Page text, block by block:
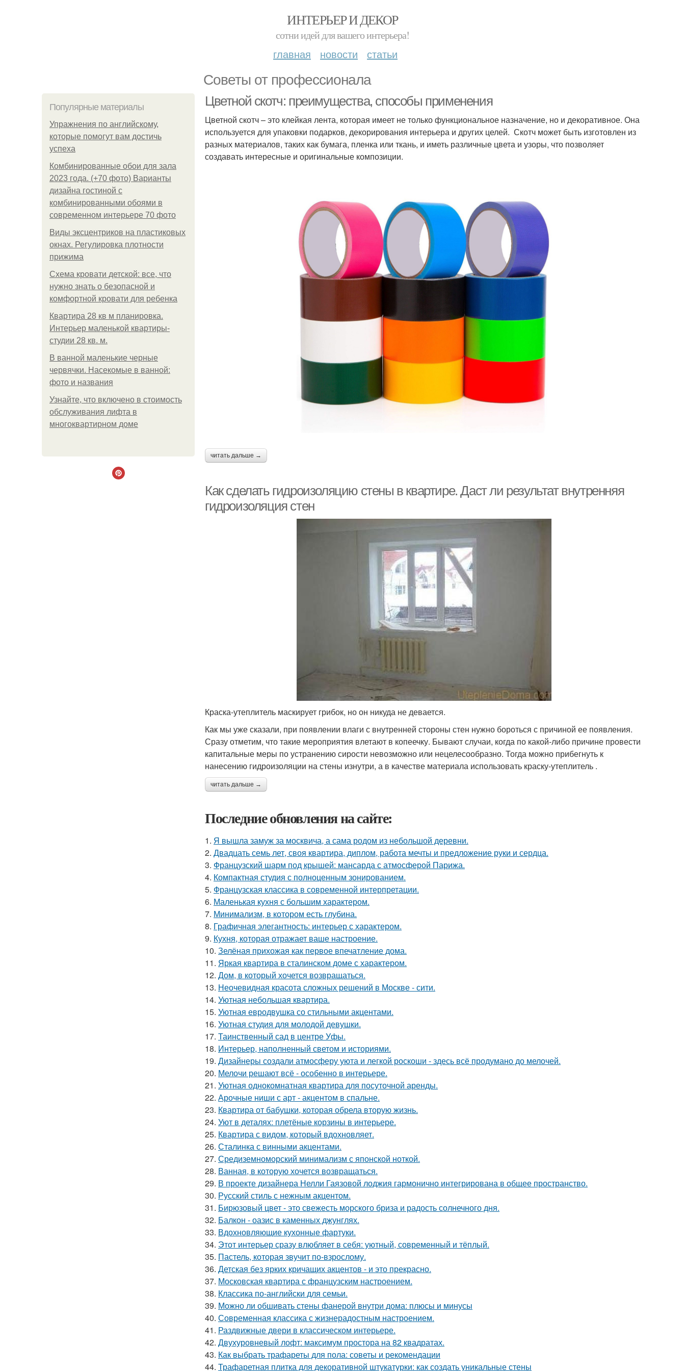
ИНТЕРЬЕР И ДЕКОР
сотни идей для вашего интерьера!
главная новости статьи
Советы от профессионала
Популярные материалы
Упражнения по английскому,
которые помогут вам достичь
успеха
Комбинированные обои для зала
2023 года. (+70 фото) Варианты
дизайна гостиной с
комбинированными обоями в
современном интерьере 70 фото
Виды эксцентриков на пластиковых
окнах. Регулировка плотности
прижима
Схема кровати детской: все, что
нужно знать о безопасной и
комфортной кровати для ребенка
Квартира 28 кв м планировка.
Интерьер маленькой квартиры-
студии 28 кв. м.
В ванной маленькие черные
червячки. Насекомые в ванной:
фото и названия
Узнайте, что включено в стоимость
обслуживания лифта в
многоквартирном доме
Цветной скотч: преимущества, способы применения
Цветной скотч – это клейкая лента, которая имеет не только функциональное назначение, но и декоративное. Она
используется для упаковки подарков, декорирования интерьера и других целей. Скотч может быть изготовлен из
разных материалов, таких как бумага, пленка или ткань, и иметь различные цвета и узоры, что позволяет
создавать интересные и оригинальные композиции.
читать дальше →
Как сделать гидроизоляцию стены в квартире. Даст ли результат внутренняя
гидроизоляция стен
Краска-утеплитель маскирует грибок, но он никуда не девается.
Как мы уже сказали, при появлении влаги с внутренней стороны стен нужно бороться с причиной ее появления.
Сразу отметим, что такие мероприятия влетают в копеечку. Бывают случаи, когда по какой-либо причине провести
капитальные меры по устранению сирости невозможно или нецелесообразно. Тогда можно прибегнуть к
нанесению гидроизоляции на стены изнутри, а в качестве материала использовать краску-утеплитель .
читать дальше →
Последние обновления на сайте:
1. Я вышла замуж за москвича, а сама родом из небольшой деревни.
2. Двадцать семь лет, своя квартира, диплом, работа мечты и предложение руки и сердца.
3. Французский шарм под крышей: мансарда с атмосферой Парижа.
4. Компактная студия с полноценным зонированием.
5. Французская классика в современной интерпретации.
6. Маленькая кухня с большим характером.
7. Минимализм, в котором есть глубина.
8. Графичная элегантность: интерьер с характером.
9. Кухня, которая отражает ваше настроение.
10. Зелёная прихожая как первое впечатление дома.
11. Яркая квартира в сталинском доме с характером.
12. Дом, в который хочется возвращаться.
13. Неочевидная красота сложных решений в Москве - сити.
14. Уютная небольшая квартира.
15. Уютная евродвушка со стильными акцентами.
16. Уютная студия для молодой девушки.
17. Таинственный сад в центре Уфы.
18. Интерьер, наполненный светом и историями.
19. Дизайнеры создали атмосферу уюта и легкой роскоши - здесь всё продумано до мелочей.
20. Мелочи решают всё - особенно в интерьере.
21. Уютная однокомнатная квартира для посуточной аренды.
22. Арочные ниши с арт - акцентом в спальне.
23. Квартира от бабушки, которая обрела вторую жизнь.
24. Уют в деталях: плетёные корзины в интерьере.
25. Квартира с видом, который вдохновляет.
26. Сталинка с винными акцентами.
27. Средиземноморский минимализм с японской ноткой.
28. Ванная, в которую хочется возвращаться.
29. В проекте дизайнера Нелли Гаязовой лоджия гармонично интегрирована в общее пространство.
30. Русский стиль с нежным акцентом.
31. Бирюзовый цвет - это свежесть морского бриза и радость солнечного дня.
32. Балкон - оазис в каменных джунглях.
33. Вдохновляющие кухонные фартуки.
34. Этот интерьер сразу влюбляет в себя: уютный, современный и тёплый.
35. Пастель, которая звучит по-взрослому.
36. Детская без ярких кричащих акцентов - и это прекрасно.
37. Московская квартира с французским настроением.
38. Классика по-английски для семьи.
39. Можно ли обшивать стены фанерой внутри дома: плюсы и минусы
40. Современная классика с жизнерадостным настроением.
41. Раздвижные двери в классическом интерьере.
42. Двухуровневый лофт: максимум простора на 82 квадратах.
43. Как выбрать трафареты для пола: советы и рекомендации
44. Трафаретная плитка для декоративной штукатурки: как создать уникальные стены